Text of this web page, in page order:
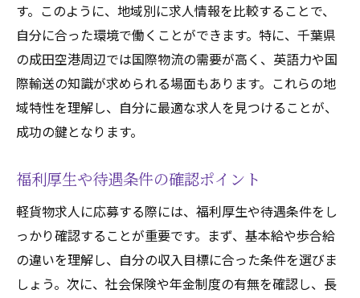
す。このように、地域別に求人情報を比較することで、
自分に合った環境で働くことができます。特に、千葉県
の成田空港周辺では国際物流の需要が高く、英語力や国
際輸送の知識が求められる場面もあります。これらの地
域特性を理解し、自分に最適な求人を見つけることが、
成功の鍵となります。
福利厚生や待遇条件の確認ポイント
軽貨物求人に応募する際には、福利厚生や待遇条件をし
っかり確認することが重要です。まず、基本給や歩合給
の違いを理解し、自分の収入目標に合った条件を選びま
しょう。次に、社会保険や年金制度の有無を確認し、長